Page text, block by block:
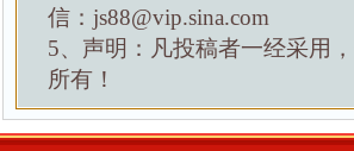
信：js88@vip.sina.com
5、声明：凡投稿者一经采用
所有！